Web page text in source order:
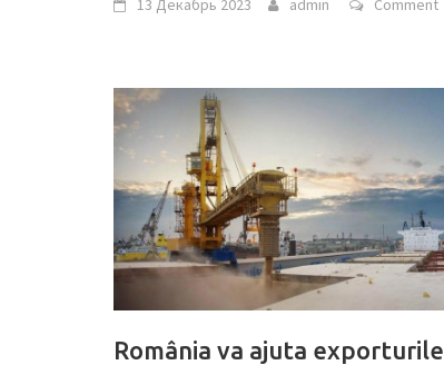
România va ajuta exporturile